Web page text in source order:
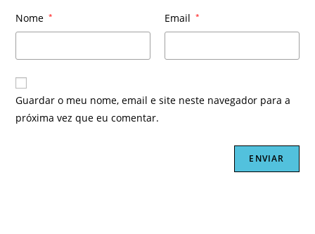
Nome * Email *
Guardar o meu nome, email e site neste navegador para a
próxima vez que eu comentar.